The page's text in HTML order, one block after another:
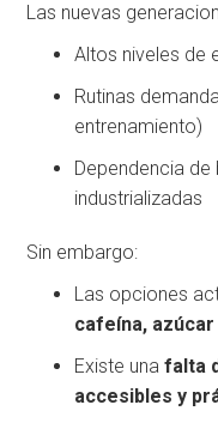
Las nuevas
Altos niveles de
Rutinas
entrenamiento)
Dependencia
industrializadas
Sin embargo:
Las opciones
cafeína,
Existe unafalta
accesibles y